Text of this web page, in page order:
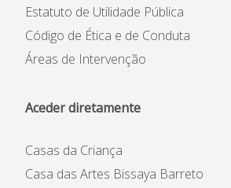
Estatuto de Utilidade Pública
Código de Ética e de Conduta
Áreas de Intervenção
Aceder diretamente
Casas da Criança
Casa das Artes Bissaya Barreto